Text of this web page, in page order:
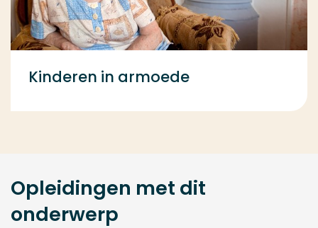
Kinderen in armoede
Opleidingen met dit
onderwerp